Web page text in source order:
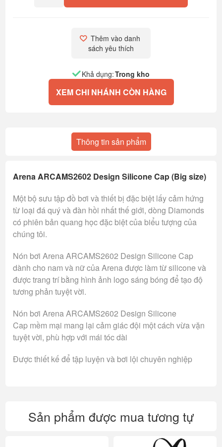
Thêm vào danh
sách yêu thích
Khả dụng:Trong kho
XEM CHI NHÁNH CÒN HÀNG
Thông tin sản phẩm
Arena ARCAMS2602 Design Silicone Cap (Big size)
Một bộ sưu tập đồ bơi và thiết bị đặc biệt lấy cảm hứng
từ loại đá quý và đàn hồi nhất thế giới, dòng Diamonds
có phiên bản quang học đặc biệt của biểu tượng của
chúng tôi.
Nón bơi Arena ARCAMS2602 Design Silicone Cap
dành cho nam và nữ của Arena được làm từ silicone và
được trang trí bằng hình ảnh logo sáng bóng để tạo độ
tương phản tuyệt vời.
Nón bơi Arena ARCAMS2602 Design Silicone
Cap mềm mại mang lại cảm giác đội một cách vừa vặn
tuyệt vời, phù hợp với mái tóc dài
Được thiết kế để tập luyện và bơi lội chuyên nghiệp
Sản phẩm được mua tương tự